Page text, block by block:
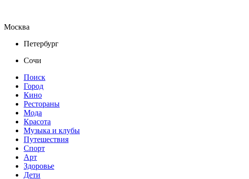
Москва
Петербург
Сочи
Поиск
Город
Кино
Рестораны
Мода
Красота
Музыка и клубы
Путешествия
Спорт
Арт
Здоровье
Дети